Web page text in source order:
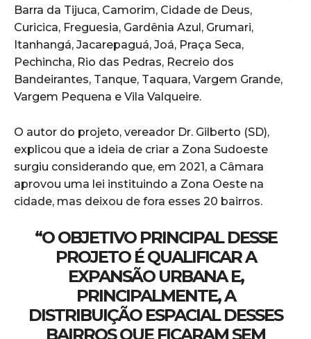
Barra da Tijuca, Camorim, Cidade de Deus,
Curicica, Freguesia, Gardênia Azul, Grumari,
Itanhangá, Jacarepaguá, Joá, Praça Seca,
Pechincha, Rio das Pedras, Recreio dos
Bandeirantes, Tanque, Taquara, Vargem Grande,
Vargem Pequena e Vila Valqueire.
O autor do projeto, vereador Dr. Gilberto (SD),
explicou que a ideia de criar a Zona Sudoeste
surgiu considerando que, em 2021, a Câmara
aprovou uma lei instituindo a Zona Oeste na
cidade, mas deixou de fora esses 20 bairros.
“O OBJETIVO PRINCIPAL DESSE
PROJETO É QUALIFICAR A
EXPANSÃO URBANA E,
PRINCIPALMENTE, A
DISTRIBUIÇÃO ESPACIAL DESSES
BAIRROS QUE FICARAM SEM